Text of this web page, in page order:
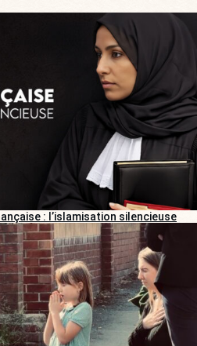
: l’islamisation silencieuse